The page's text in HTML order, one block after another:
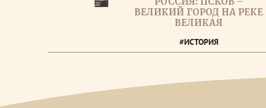
ВЕЛИКИЙ ГОРОД НА РЕКЕ
ВЕЛИКАЯ
#ИСТОРИЯ